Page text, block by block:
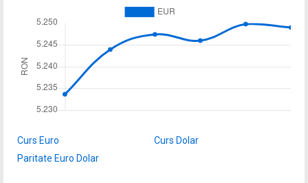
Curs Euro
Curs Dolar
Paritate Euro Dolar